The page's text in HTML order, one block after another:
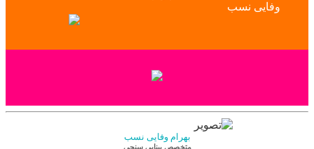
وفایی نسب
بهرام وفایی نسب
متخصص بینایی سنجی